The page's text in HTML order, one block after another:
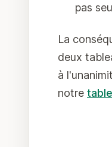
pas
La
deux
à
notre